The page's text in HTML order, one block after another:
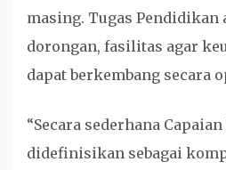
masing. Tugas Pendidikan
dorongan, fasilitas agar
dapat berkembang secara
“Secara sederhana
didefinisikan sebagai